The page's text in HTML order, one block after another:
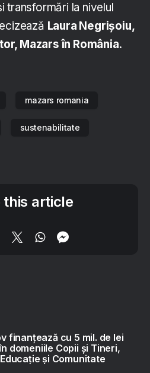
transformări la nivelul
Laura Negrișoiu,
Mazars în România.
mazars romania
sustenabilitate
this article
finanțează cu 5 mil. de lei
domeniile Copii și Tineri,
și Comunitate